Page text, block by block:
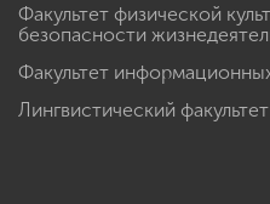
Факультет физической
безопасности
Факультет
Лингвистический факультет